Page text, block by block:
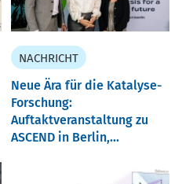
NACHRICHT
Neue Ära für die Katalyse-
Forschung:
Auftaktveranstaltung zu
ASCEND in Berlin,...